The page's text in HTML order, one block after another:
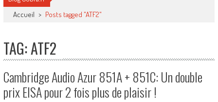
Accueil > Posts tagged "ATF2"
TAG: ATF2
Cambridge Audio Azur 851A + 851C: Un double
prix EISA pour 2 fois plus de plaisir !